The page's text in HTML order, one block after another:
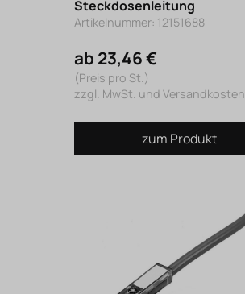
Steckdosenleitung
Artikelnummer: 12151688
ab 23,46 €
(Preis pro St.)
zzgl. MwSt. und Versandkosten
zum Produkt